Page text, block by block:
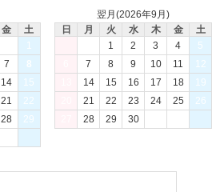
金
土
1
7
8
14
15
21
22
28
29
翌月(2026年9月)
日
月 火 水 木 金
土
1
2 3 4
5
7 8 9 10 11
12
14 15 16 17 18
19
21 22 23 24 25
26
28 29 30